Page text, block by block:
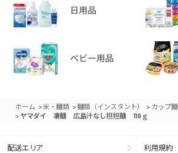
ホーム >米・麺類 >麺類（インスタント） > カップ麺
>ヤマダイ 凄麺 広島汁なし担担麺 119ｇ
配送エリア 利用規約